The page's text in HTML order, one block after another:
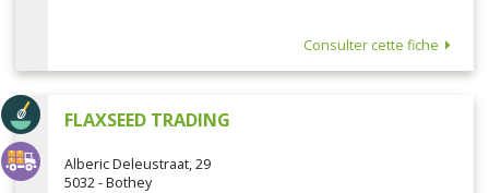
Consulter cette fiche
FLAXSEED TRADING
Alberic Deleustraat, 29
5032 - Bothey